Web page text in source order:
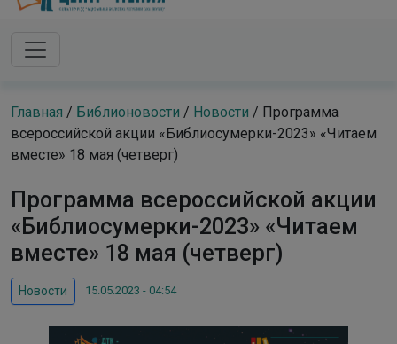
Главная / Библионовости / Новости / Программа
всероссийской акции «Библиосумерки-2023» «Читаем
вместе» 18 мая (четверг)
Программа всероссийской акции
«Библиосумерки-2023» «Читаем
вместе» 18 мая (четверг)
Новости 15.05.2023 - 04:54